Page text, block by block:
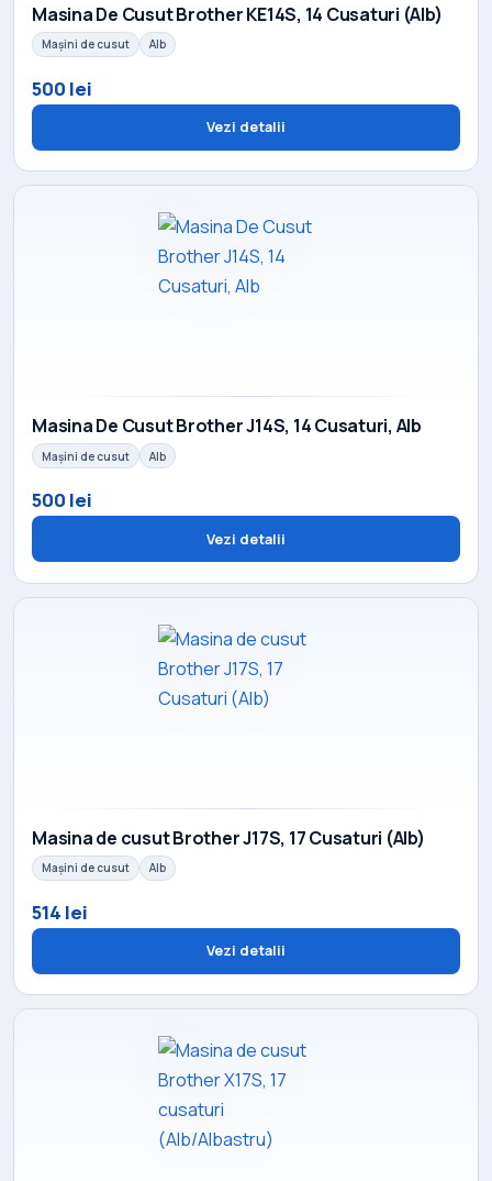
Masina De Cusut Brother KE14S, 14 Cusaturi (Alb)
Mașini de cusut Alb
500 lei
Vezi detalii
Masina De Cusut Brother J14S, 14 Cusaturi, Alb
Mașini de cusut Alb
500 lei
Vezi detalii
Masina de cusut Brother J17S, 17 Cusaturi (Alb)
Mașini de cusut Alb
514 lei
Vezi detalii